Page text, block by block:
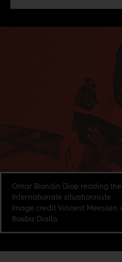
Omar Blondin Diop reading the
Internationale situationniste.
Image credit Vincent Meessen
Bouba Diallo.